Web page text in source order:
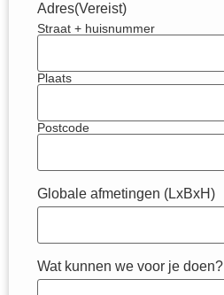
Adres(Vereist)
Straat + huisnummer
Plaats
Postcode
Globale afmetingen (LxBxH)
Wat kunnen we voor je doen?